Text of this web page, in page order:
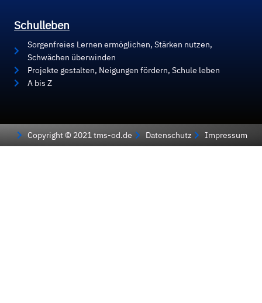
Schulleben
Sorgenfreies Lernen ermöglichen, Stärken nutzen,
Schwächen überwinden
Projekte gestalten, Neigungen fördern, Schule leben
A bis Z
Copyright © 2021 tms-od.de Datenschutz Impressum